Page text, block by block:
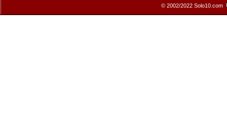
© 2002/2022 Solo10.com